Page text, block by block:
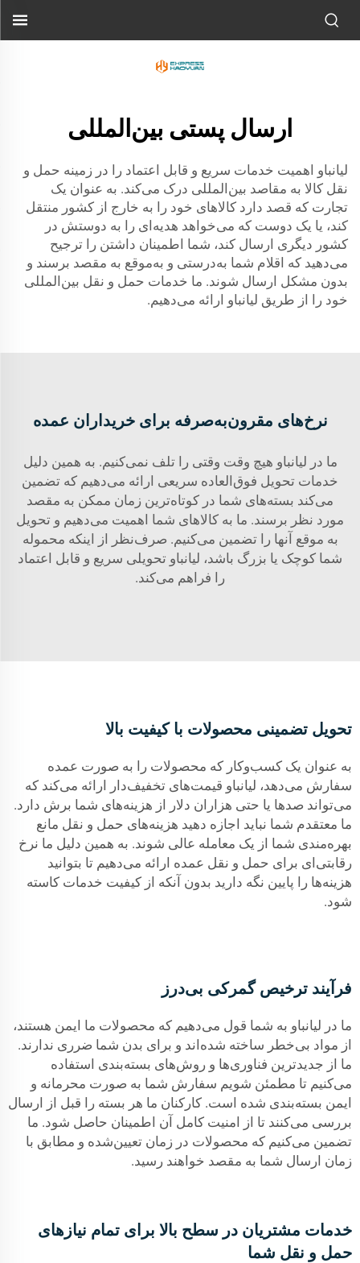
ارسال پستی بین‌المللی
لیانباو اهمیت خدمات سریع و قابل اعتماد را در زمینه حمل و
نقل کالا به مقاصد بین‌المللی درک می‌کند. به عنوان یک
تجارت که قصد دارد کالاهای خود را به خارج از کشور منتقل
کند، یا یک دوست که می‌خواهد هدیه‌ای را به دوستش در
کشور دیگری ارسال کند، شما اطمینان داشتن را ترجیح
می‌دهید که اقلام شما به‌درستی و به‌موقع به مقصد برسند و
بدون مشکل ارسال شوند. ما خدمات حمل و نقل بین‌المللی
خود را از طریق لیانباو ارائه می‌دهیم.
نرخ‌های مقرون‌به‌صرفه برای خریداران عمده
ما در لیانباو هیچ وقت وقتی را تلف نمی‌کنیم. به همین دلیل
خدمات تحویل فوق‌العاده سریعی ارائه می‌دهیم که تضمین
می‌کند بسته‌های شما در کوتاه‌ترین زمان ممکن به مقصد
مورد نظر برسند. ما به کالاهای شما اهمیت می‌دهیم و تحویل
به موقع آنها را تضمین می‌کنیم. صرف‌نظر از اینکه محموله
شما کوچک یا بزرگ باشد، لیانباو تحویلی سریع و قابل اعتماد
را فراهم می‌کند.
تحویل تضمینی محصولات با کیفیت بالا
به عنوان یک کسب‌وکار که محصولات را به صورت عمده
سفارش می‌دهد، لیانباو قیمت‌های تخفیف‌دار ارائه می‌کند که
می‌تواند صدها یا حتی هزاران دلار از هزینه‌های شما برش دارد.
ما معتقدم شما نباید اجازه دهید هزینه‌های حمل و نقل مانع
بهره‌مندی شما از یک معامله عالی شوند. به همین دلیل ما نرخ
رقابتی‌ای برای حمل و نقل عمده ارائه می‌دهیم تا بتوانید
هزینه‌ها را پایین نگه دارید بدون آنکه از کیفیت خدمات کاسته
شود.
فرآیند ترخیص گمرکی بی‌درز
ما در لیانباو به شما قول می‌دهیم که محصولات ما ایمن هستند،
از مواد بی‌خطر ساخته شده‌اند و برای بدن شما ضرری ندارند.
ما از جدیدترین فناوری‌ها و روش‌های بسته‌بندی استفاده
می‌کنیم تا مطمئن شویم سفارش شما به صورت محرمانه و
ایمن بسته‌بندی شده است. کارکنان ما هر بسته را قبل از ارسال
بررسی می‌کنند تا از امنیت کامل آن اطمینان حاصل شود. ما
تضمین می‌کنیم که محصولات در زمان تعیین‌شده و مطابق با
زمان ارسال شما به مقصد خواهند رسید.
خدمات مشتریان در سطح بالا برای تمام نیازهای
حمل و نقل شما